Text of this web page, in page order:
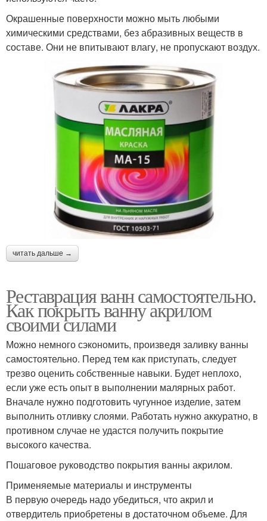
Окрашенные поверхности можно мыть любыми
химическими средствами, без абразивных веществ в
составе. Они не впитывают влагу, не пропускают воздух.
читать дальше →
Реставрация ванн самостоятельно.
Как покрыть ванну акрилом
своими силами
Можно немного сэкономить, произведя заливку ванны
самостоятельно. Перед тем как приступать, следует
трезво оценить собственные навыки. Будет неплохо,
если уже есть опыт в выполнении малярных работ.
Вначале нужно подготовить чугунное изделие, затем
выполнить отливку слоями. Работать нужно аккуратно, в
противном случае не удастся получить покрытие
высокого качества.
Пошаговое руководство покрытия ванны акрилом.
Применяемые материалы и инструменты
В первую очередь надо убедиться, что акрил и
отвердитель приобретены в достаточном объеме. Для